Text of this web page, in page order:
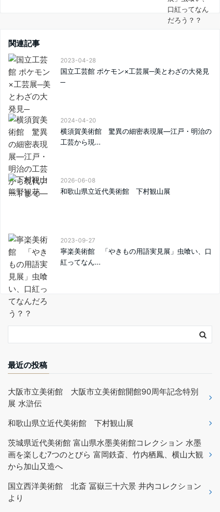
関連記事
2023-04-28
国立工芸館 ポケモン×工芸展─美とわざの大発見
─
2024-04-20
横須賀美術館 驚異の細密表現展—江戸・明治の
工芸から現...
2026-06-08
和歌山県立近代美術館 下村観山展
2023-09-27
寧楽美術館 「やきもの用語実見展」虫喰い、口
紅ってなん...
最近の投稿
大阪市立美術館 大阪市立美術館開館90周年記念特別
展 水滸伝
和歌山県立近代美術館 下村観山展
茨城県近代美術館 富山県水墨美術館コレクション 水墨
画を楽しむ7つのとびら 富岡鉄斎、竹内栖鳳、横山大観
から加山又造へ
国立西洋美術館 北斎 冨嶽三十六景 井内コレクション
より